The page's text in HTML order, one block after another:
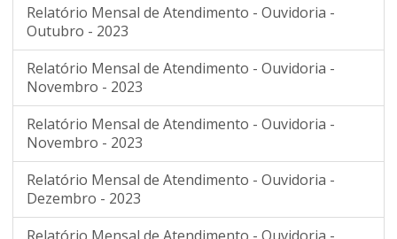
Relatório Mensal de Atendimento - Ouvidoria -
Outubro - 2023
Relatório Mensal de Atendimento - Ouvidoria -
Novembro - 2023
Relatório Mensal de Atendimento - Ouvidoria -
Novembro - 2023
Relatório Mensal de Atendimento - Ouvidoria -
Dezembro - 2023